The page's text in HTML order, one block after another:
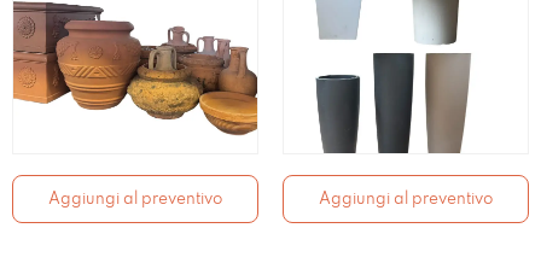
Aggiungi al preventivo Aggiungi al preventivo